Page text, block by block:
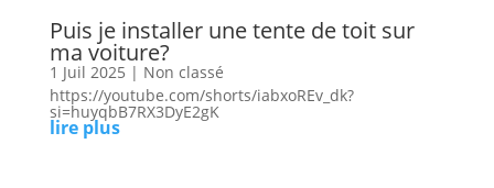
Puis je installer une tente de toit sur
ma voiture?
1 Juil 2025 | Non classé
https://youtube.com/shorts/iabxoREv_dk?
si=huyqbB7RX3DyE2gK
lire plus